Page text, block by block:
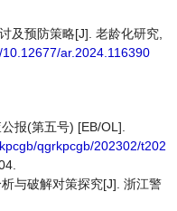
及预防策略[J]. 老龄化研究,
ar.2024.116390
报(第五号) [EB/OL].
qgrkpcgb/202302/t202
与破解对策探究[J]. 浙江警